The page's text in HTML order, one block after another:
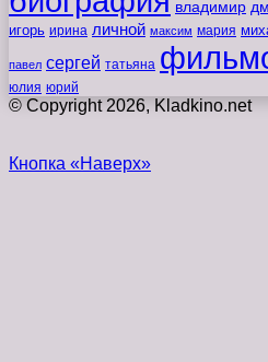
владимир
игорь ирина личной максим мария
павел сергей татьяна
юлия юрий
© Copyright 2026, Kladkino.net
Кнопка «Наверх»